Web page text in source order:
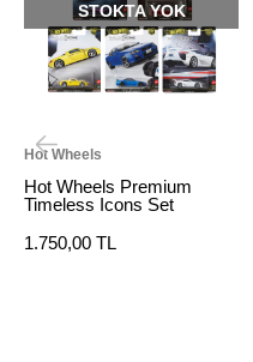
Tarmac Works 1/
Mitsubishi
Rallye Monte-
#8 - GLOBAL64